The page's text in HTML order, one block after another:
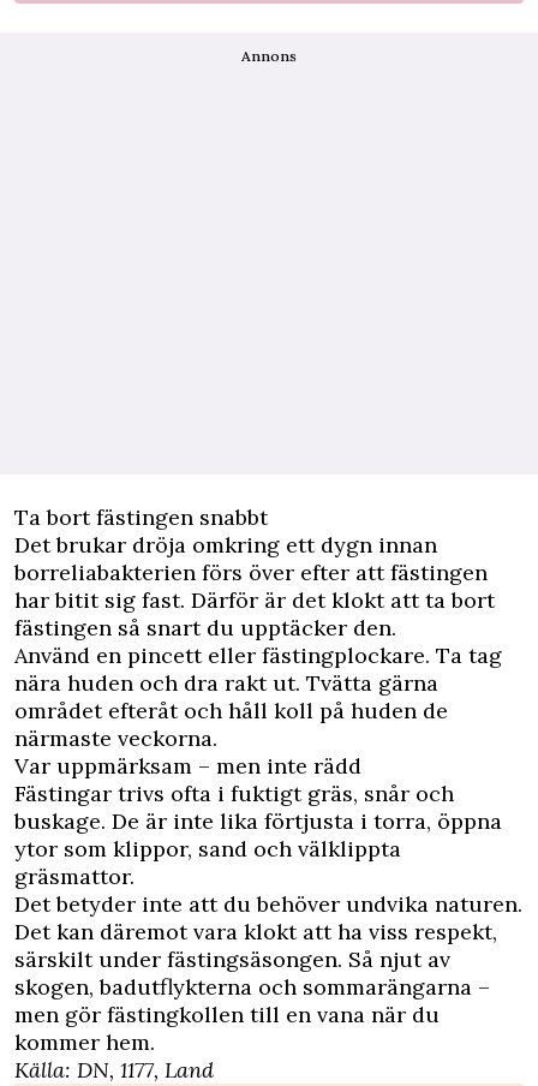
Annons
Ta bort fästingen snabbt
Det brukar dröja omkring ett dygn innan
borreliabakterien förs över efter att fästingen
har bitit sig fast. Därför är det klokt att ta bort
fästingen så snart du upptäcker den.
Använd en pincett eller fästingplockare. Ta tag
nära huden och dra rakt ut. Tvätta gärna
området efteråt och håll koll på huden de
närmaste veckorna.
Var uppmärksam – men inte rädd
Fästingar trivs ofta i fuktigt gräs, snår och
buskage. De är inte lika förtjusta i torra, öppna
ytor som klippor, sand och välklippta
gräsmattor.
Det betyder inte att du behöver undvika naturen.
Det kan däremot vara klokt att ha viss respekt,
särskilt under fästingsäsongen. Så njut av
skogen, badutflykterna och sommarängarna –
men gör fästingkollen till en vana när du
kommer hem.
Källa: DN, 1177, Land